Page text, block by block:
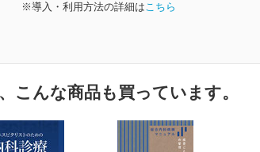
※導入・利用方法の詳細はこちら
こんな商品も買っています。